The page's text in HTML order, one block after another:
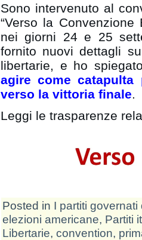
Sono intervenuto al
“Verso la Convenzione
nei giorni 24 e 25
fornito nuovi dettagli
libertarie, e ho
agire come catapulta
verso la vittoria finale.
Leggi le trasparenze
Posted in I partiti governati
elezioni americane, Partiti
Libertarie, convention,